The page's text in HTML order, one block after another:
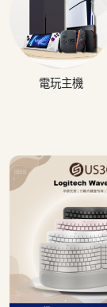
電玩主機